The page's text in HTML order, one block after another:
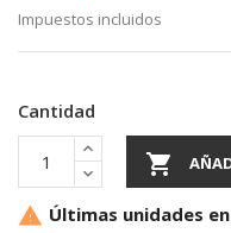
Impuestos incluidos
Cantidad

 Últimas unidades